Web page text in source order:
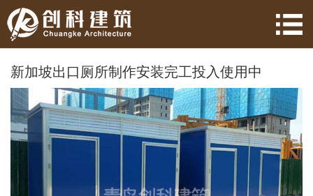
新加坡出口厕所制作安装完工投入使用中